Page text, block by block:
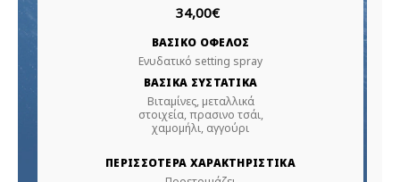
34,00€
ΒΑΣΙΚΟ ΟΦΕΛΟΣ
Ενυδατικό setting spray
ΒΑΣΙΚΑ ΣΥΣΤΑΤΙΚΑ
Βιταμίνες, μεταλλικά
στοιχεία, πρασινο τσάι,
χαμομήλι, αγγούρι
ΠΕΡΙΣΣΟΤΕΡΑ ΧΑΡΑΚΤΗΡΙΣΤΙΚΑ